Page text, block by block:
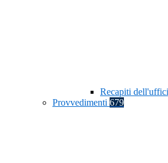
Recapiti
Provvedimenti 679